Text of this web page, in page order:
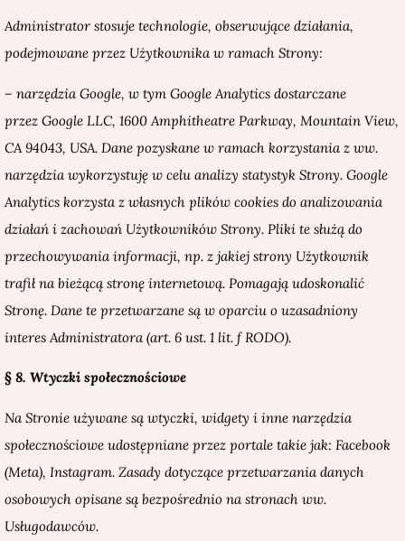
Administrator stosuje technologie, obserwujące działania,
podejmowane przez Użytkownika w ramach Strony:
– narzędzia Google, w tym Google Analytics dostarczane
przez Google LLC, 1600 Amphitheatre Parkway, Mountain View,
CA 94043, USA. Dane pozyskane w ramach korzystania z ww.
narzędzia wykorzystuję w celu analizy statystyk Strony. Google
Analytics korzysta z własnych plików cookies do analizowania
działań i zachowań Użytkowników Strony. Pliki te służą do
przechowywania informacji, np. z jakiej strony Użytkownik
trafił na bieżącą stronę internetową. Pomagają udoskonalić
Stronę. Dane te przetwarzane są w oparciu o uzasadniony
interes Administratora (art. 6 ust. 1 lit. f RODO).
§ 8. Wtyczki społecznościowe
Na Stronie używane są wtyczki, widgety i inne narzędzia
społecznościowe udostępniane przez portale takie jak: Facebook
(Meta), Instagram. Zasady dotyczące przetwarzania danych
osobowych opisane są bezpośrednio na stronach ww.
Usługodawców.